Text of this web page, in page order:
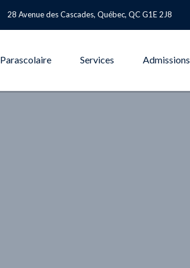
28 Avenue des Cascades, Québec, QC G1E 2J8
Parascolaire Services Admissions